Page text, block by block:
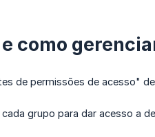
e como
de permissões de acesso"
grupo para dar acesso a